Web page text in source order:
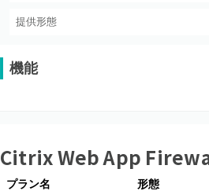
提供形態
機能
Citrix Web App
プラン名 形態